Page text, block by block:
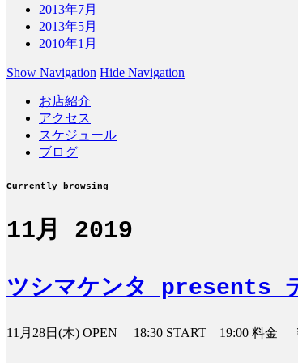
2013年7月
2013年5月
2010年1月
Show Navigation Hide Navigation
お店紹介
アクセス
スケジュール
ブログ
Currently browsing
11月 2019
ツシマケンタ presents
11月28日(木) OPEN 18:30 START 19:00 料金